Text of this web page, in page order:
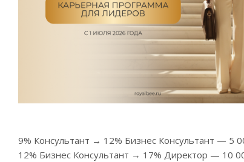
9% Консультант → 12% Бизнес Консультант — 5
12% Бизнес Консультант → 17% Директор — 10